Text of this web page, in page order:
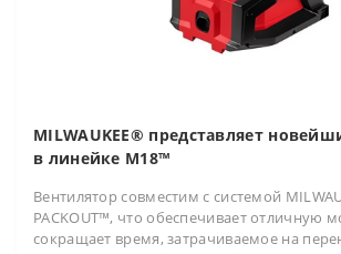
MILWAUKEE® представляет
в линейке M18™
Вентилятор совместим с системой
PACKOUT™, что обеспечивает отличную
сокращает время, затрачиваемое на